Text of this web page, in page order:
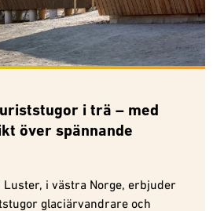
i trä – med
över spännande
Luster, i västra Norge, erbjuder
glaciärvandrare och